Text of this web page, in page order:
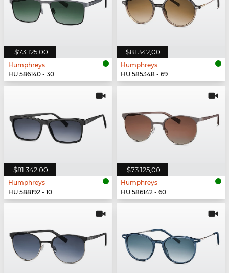
$73.125,00
Humphreys
HU 586140 - 30
$81.342,00
Humphreys
HU 585348 - 69
$81.342,00
Humphreys
HU 588192 - 10
$73.125,00
Humphreys
HU 586142 - 60